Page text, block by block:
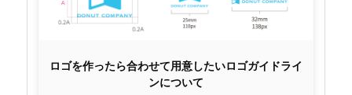
ロゴを作ったら合わせて用意したいロゴガイドライ
ンについて